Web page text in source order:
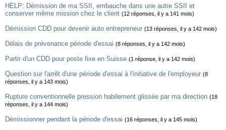
HELP: Démission de ma SSII, embauche dans une autre SSII et
conserver même mission chez le client (12 réponses, il y a 141 mois)
Démission CDD pour devenir auto entrepreneur (13 réponses, il y a 142 mois)
Délais de prévenance période d'essai (8 réponses, il y a 142 mois)
Partir d'un CDD pour poste fixe en Suisse (1 réponse, il y a 142 mois)
Question sur l'arrêt d'une période d'essai à l'initiative de l'employeur (8
réponses, il y a 143 mois)
Rupture conventionnelle pression habilement glissée par ma direction (18
réponses, il y a 144 mois)
Démissionner pendant la période d'essai (16 réponses, il y a 145 mois)